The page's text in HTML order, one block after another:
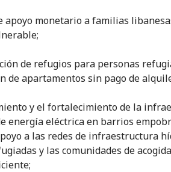
apoyo monetario a familias
de refugios para personas
de apartamentos sin pago de
y el fortalecimiento de la
energía eléctrica en barrios
a las redes de infraestructura
y las comunidades de